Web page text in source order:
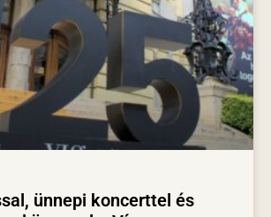
ünnepi koncerttel és